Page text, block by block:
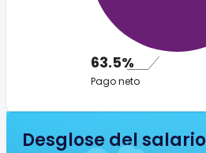
63.5%
Pago neto
Desglose del salario